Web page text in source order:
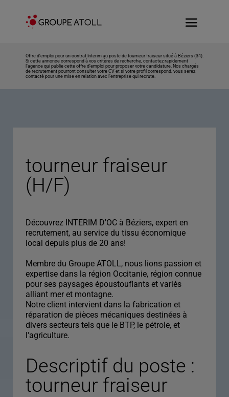
Offre d’emploi pour un contrat Interim au poste de tourneur fraiseur situé à Béziers (34).
Si cette annonce correspond à vos critères de recherche, contactez rapidement
l’agence qui publie cette offre d’emploi pour proposer votre candidature. Nos chargés
de recrutement pourront consulter votre CV et si votre profil correspond, vous serez
contacté pour une mise en relation avec l’entreprise qui recrute.
tourneur fraiseur
(H/F)
Découvrez INTERIM D'OC à Béziers, expert en
recrutement, au service du tissu économique
local depuis plus de 20 ans!
Membre du Groupe ATOLL, nous lions passion et
expertise dans la région Occitanie, région connue
pour ses paysages époustouflants et variés
alliant mer et montagne.
Notre client intervient dans la fabrication et
réparation de pièces mécaniques destinées à
divers secteurs tels que le BTP, le pétrole, et
l'agriculture.
Descriptif du poste :
tourneur fraiseur